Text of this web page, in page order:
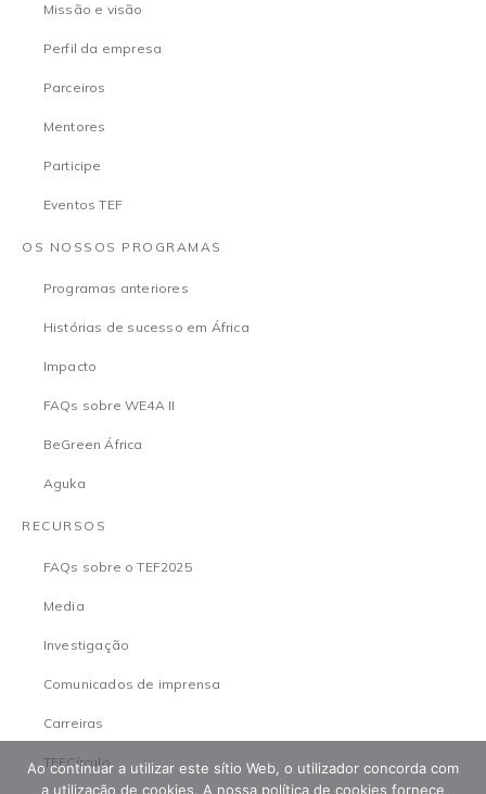
Missão e visão
Perfil da empresa
Parceiros
Mentores
Participe
Eventos TEF
OS NOSSOS PROGRAMAS
Programas anteriores
Histórias de sucesso em África
Impacto
FAQs sobre WE4A II
BeGreen África
Aguka
RECURSOS
FAQs sobre o TEF2025
Media
Investigação
Comunicados de imprensa
Carreiras
TEFCírculo
Ao continuar a utilizar este sítio Web, o utilizador concorda com
a utilização de cookies. A nossa política de cookies fornece